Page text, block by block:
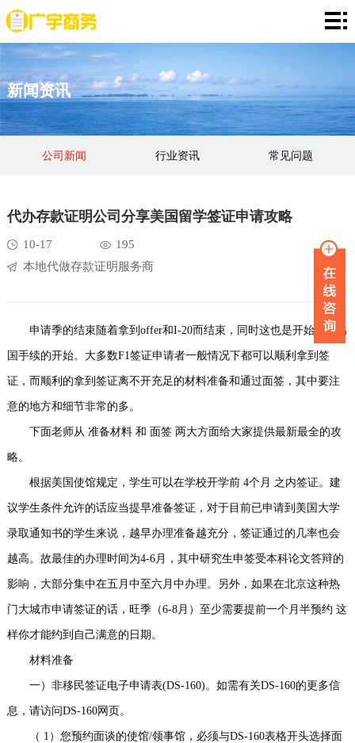
网
站
首
页
存
款
证
资
金
资
单
项
新
闻
品
事
我
新闻资讯
公司新闻 行业资讯 常见问题
代办存款证明公司分享美国留学签证申请攻略
10-17
195
本地代做存款证明服务商
申请季的结束随着拿到offer和I-20而结束，同时这也是开始办理出
国手续的开始。大多数F1签证申请者一般情况下都可以顺利拿到签
证，而顺利的拿到签证离不开充足的材料准备和通过面签，其中要注
意的地方和细节非常的多。
下面老师从 准备材料 和 面签 两大方面给大家提供最新最全的攻
略。
根据美国使馆规定，学生可以在学校开学前 4个月 之内签证。建
议学生条件允许的话应当提早准备签证，对于目前已申请到美国大学
录取通知书的学生来说，越早办理准备越充分，签证通过的几率也会
越高。故最佳的办理时间为4-6月，其中研究生申签受本科论文答辩的
影响，大部分集中在五月中至六月中办理。另外，如果在北京这种热
门大城市申请签证的话，旺季（6-8月）至少需要提前一个月半预约 这
样你才能约到自己满意的日期。
材料准备
一）非移民签证电子申请表(DS-160)。如需有关DS-160的更多信
息，请访问DS-160网页。
（ 1）您预约面谈的使馆/领事馆，必须与DS-160表格开头选择面